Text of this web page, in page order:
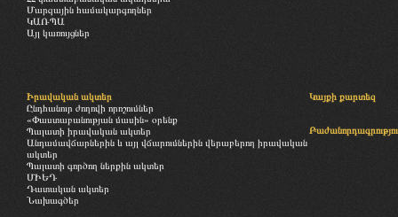
Մարզային համակարգողներ
ԿԱՌՊԱ
Այլ կառույցներ
Իրավական ակտեր
Ընդհանուր ժողովի որոշումներ
«Փաստաբանության մասին» օրենք
Պալատի իրավական ակտեր
Անդամավճարներին և այլ վճարումներին վերաբերող իրավական
ակտեր
Պալատի գործող ներքին ակտեր
ՄԻԵԴ
Դատական ակտեր
Նախագծեր
Կայքի քարտեզ